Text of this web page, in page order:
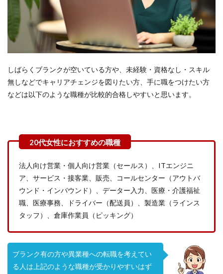
しばらくブランクが空いている方や、未経験・資格なし・スキル
無しなどでキャリアチェンジを図りたい方、手に職をつけたい方
などは以下のような職種が比較的合格しやすいと思います。
法人向け営業・個人向け営業（セールス）、ITエンジニ
ア、サービス・接客業、販売、コールセンター（アウトバ
ウンド・インバウンド）、データー入力、医療・介護福祉
職、医療事務、ドライバー（配送員）、製造業（ラインス
タッフ）、倉庫作業員（ピッキング）
ブランク有の方や異業種への転職を考えてい
る人は上記のような職種が受かりやすいはず